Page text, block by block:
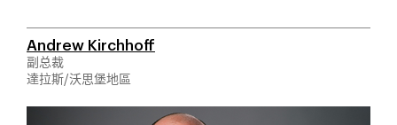
Andrew Kirchhoff
副总裁
達拉斯/沃思堡地區